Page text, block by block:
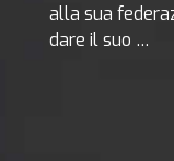
alla sua
dare il suo …